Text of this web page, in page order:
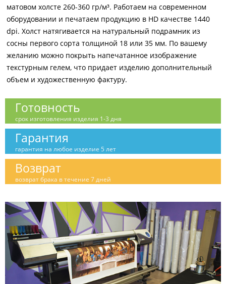
матовом холсте 260-360 гр/м³. Работаем на современном
оборудовании и печатаем продукцию в HD качестве 1440
dpi. Холст натягивается на натуральный подрамник из
сосны первого сорта толщиной 18 или 35 мм. По вашему
желанию можно покрыть напечатанное изображение
текстурным гелем, что придает изделию дополнительный
объем и художественную фактуру.
Готовность
срок изготовления изделия 1-3 дня
Гарантия
гарантия на любое изделие 5 лет
Возврат
возврат брака в течение 7 дней